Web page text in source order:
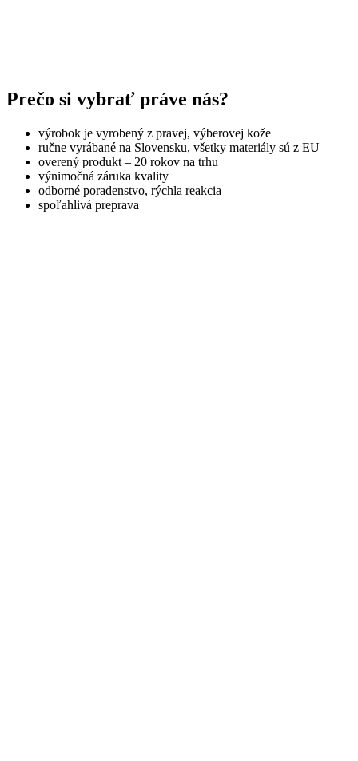
Prečo si vybrať práve nás?
výrobok je vyrobený z pravej, výberovej kože
ručne vyrábané na Slovensku, všetky materiály sú z EU
overený produkt – 20 rokov na trhu
výnimočná záruka kvality
odborné poradenstvo, rýchla reakcia
spoľahlivá preprava